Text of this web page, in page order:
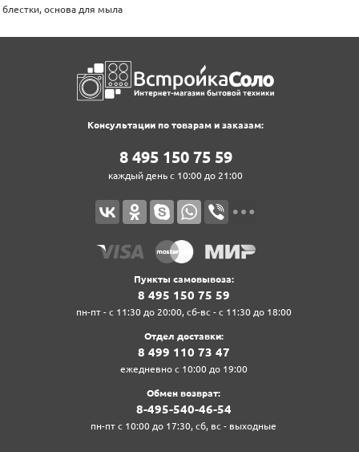
блестки, основа для мыла
Консультации по товарам и заказам:
8‍ 4‍9‍5‍ 1‍5‍0‍ 7‍5‍ 5‍9‍
каждый день с 10:00 до 21:00
Пункты самовывоза:
8‍ 4‍9‍5‍ 1‍5‍0‍ 7‍5‍ 5‍9‍
пн-пт - с 11:30 до 20:00, сб-вс - с 11:30 до 18:00
Отдел доставки:
8‍ 4‍9‍9‍ 1‍1‍0‍ 7‍3‍ 4‍7‍
ежедневно с 10:00 до 19:00
Обмен возврат:
8‍-4‍9‍5‍-5‍4‍0‍-4‍6‍-5‍4‍
пн-пт с 10:00 до 17:30, сб, вс - выходные